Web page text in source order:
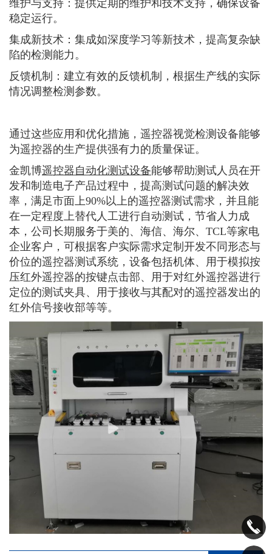
维护与支持：提供定期的维护和技术支持，确保设备
稳定运行。
集成新技术：集成如深度学习等新技术，提高复杂缺
陷的检测能力。
反馈机制：建立有效的反馈机制，根据生产线的实际
情况调整检测参数。
通过这些应用和优化措施，遥控器视觉检测设备能够
为遥控器的生产提供强有力的质量保证。
金凯博遥控器自动化测试设备能够帮助测试人员在开
发和制造电子产品过程中，提高测试问题的解决效
率，满足市面上90%以上的遥控器测试需求，并且能
在一定程度上替代人工进行自动测试，节省人力成
本，公司长期服务于美的、海信、海尔、TCL等家电
企业客户，可根据客户实际需求定制开发不同形态与
价位的遥控器测试系统，设备包括机体、用于模拟按
压红外遥控器的按键点击部、用于对红外遥控器进行
定位的测试夹具、用于接收与其配对的遥控器发出的
红外信号接收部等等。